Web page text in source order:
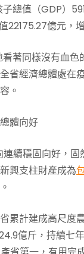
總值（GDP）
22175.27億元，
著同樣沒有血
省經濟總體處在
。
體向好
續穩固向好，
興支柱財產成為
累計建成高尺
億斤，持續七